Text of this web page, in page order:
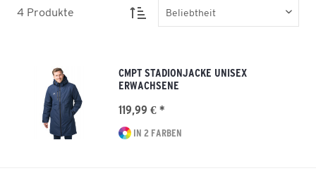
4 Produkte
CMPT STADIONJACKE UNISEX
ERWACHSENE
119,99 € *
IN 2 FARBEN